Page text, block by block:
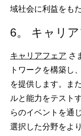
域社会に利益をも
6。 キャリ
キャリアフェア さ
トワークを構築し
を提供します。ま
ルと能力をテスト
らのイベントを通
選択した分野をよ